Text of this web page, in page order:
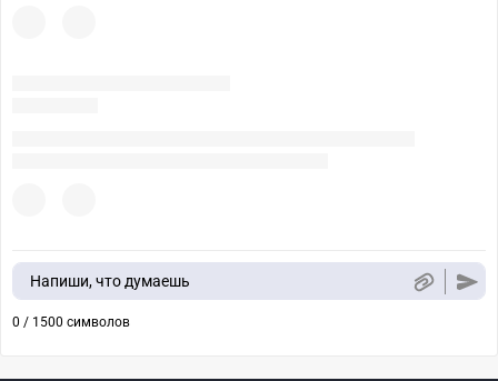
Напиши, что думаешь
0 / 1500 символов